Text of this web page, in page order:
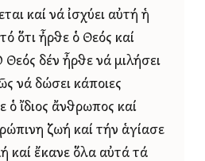
καί νά ἰσχύει αὐτή ἡ
ὅτι ἦρθε ὁ Θεός καί
δέν ἦρθε νά μιλήσει
νά δώσει κάποιες
ὁ ἴδιος ἄνθρωπος καί
ζωή καί τήν ἁγίασε
καί ἔκανε ὅλα αὐτά τά